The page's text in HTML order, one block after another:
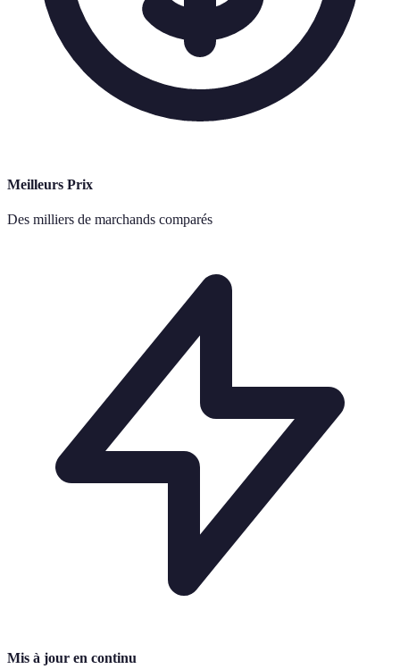
Meilleurs Prix
Des milliers de marchands comparés
Mis à jour en continu